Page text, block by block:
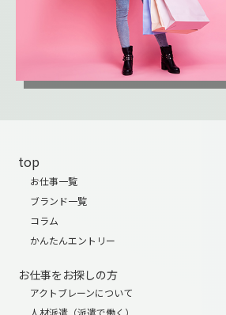
top
お仕事一覧
ブランド一覧
コラム
かんたんエントリー
お仕事をお探しの方
アクトブレーンについて